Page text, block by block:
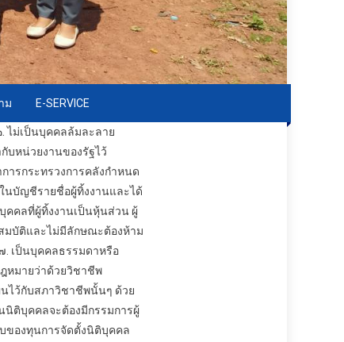
ม E-SERVICE
ป็นบุคคลล้มละลาย
หน่วยงานของรัฐไว้
ารกระทรวงการคลังกำหนด
ญชีรายชื่อผู้ทิ้งงานและได้
คคลที่ผู้ทิ้งงานเป็นหุ้นส่วน ผู้
ละไม่มีลักษณะต้องห้าม
บุคคลธรรมดาหรือ
หมายว่าด้วยวิชาชีพ
ไว้กับสภาวิชาชีพนั้นๆ ด้วย
นิติบุคคลจะต้องมีกรรมการผู้
ของทุนการจัดตั้งนิติบุคคล